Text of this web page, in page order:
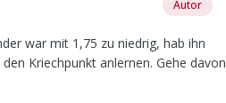
Autor
war mit 1,75 zu niedrig, hab ihn
Kriechpunkt anlernen. Gehe davon